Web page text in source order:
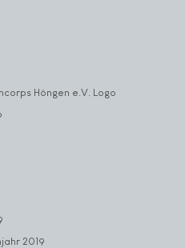
Höngen e.V. Logo
2019